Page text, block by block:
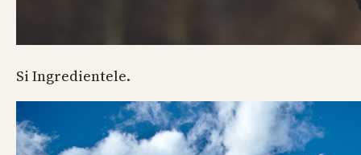
Si Ingredientele.